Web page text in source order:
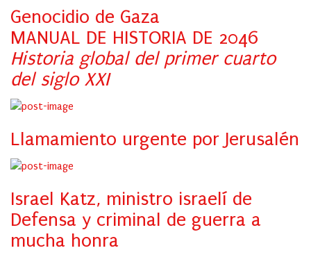
Genocidio de Gaza
MANUAL DE HISTORIA DE 2046
Historia global del primer cuarto
del siglo XXI
Llamamiento urgente por Jerusalén
Israel Katz, ministro israelí de
Defensa y criminal de guerra a
mucha honra